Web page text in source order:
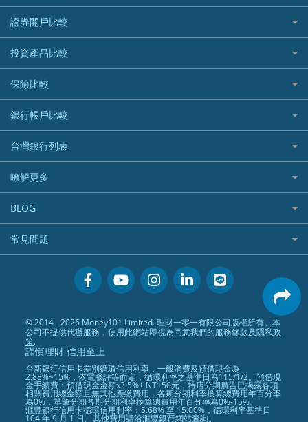
所有信用卡
精選推薦
國內外現金回饋
繳稅優惠
航空哩程回饋
加油優惠
分期零利率優惠
首刷禮優惠
網購優惠
行動支付優惠
旅遊訂房優惠
快速線上貸款推薦
最完整貸款資訊一次看
繳稅貸款
貸款計算機
車貸計算機
精選貸款推薦
信貸利率比較
一般個人貸款
優質客戶貸款
小額借款
循環貸款
汽機車貸款比較
信用貸款銀行列表
債務整合
24小時內入帳貸款
證券開戶比較
台股證券戶
美股證券戶
投資產品比較
機器人投資
加密貨幣
外幣定存
保險比較
住宅險
汽車保險
機車保險
寵物險
銀行帳戶比較
財富管理帳戶
數位存款帳戶
美元定存
台灣銀行列表
銀行與合作機構列表
銀行客服電話
暸解更多
加入我們
訂閱電子報
媒體聯絡
關於我們
BLOG
專欄文章
常見問題
活動禮贈品兌換相關
會員相關常見問題
金融商品常見問題
© 2014 - 2026 Money101 Limited. 理財一零一有限公司版權所有。本
公司不提供代辦服務，使用此網站即視為同意我們的服務條款及隱私政
策.
謹慎理財 信用至上
台新銀行信用卡差別循環信用利率：一般消費及預借現金為
2.88%~15%，依電腦評等而定，循環利率之基準日為115/1/2。預借現
金手續費：預借現金金額x3.5%+ NT150元，特店分期廣告已揭露各項
相關費用總金額且無其他應繳費用，各期分期利率換算總費用年百分率
為0%，單筆分期各期分期利率換算總費用年百分率為0%-15%。
滙豐銀行信用卡循環信用利率：5.68% 至 15.00%，循環利率基準日
104 年 9 月 1 日。其他費用請洽滙豐銀行網站查詢。